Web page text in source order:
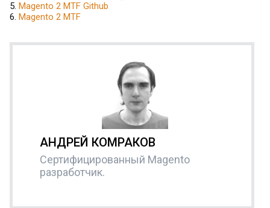
5. Magento 2 MTF Github
6. Magento 2 MTF
АНДРЕЙ КОМРАКОВ
Сертифицированный Magento
разработчик.